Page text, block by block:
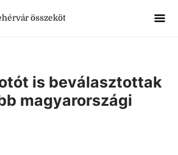
összeköt
is beválasztottak
magyarországi